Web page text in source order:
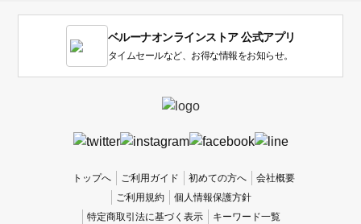
ベルーナオンラインストア 公式アプリ
タイムセールなど、お得な情報をお知らせ。
トップへ ご利用ガイド 初めての方へ
会社概要
ご利用規約
個人情報保護方針
特定商取引法に基づく表示
キーワード一覧